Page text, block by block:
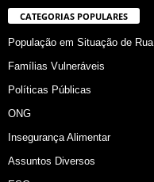
CATEGORIAS POPULARES
População em Situação de Rua
Famílias Vulneráveis
Políticas Públicas
ONG
Insegurança Alimentar
Assuntos Diversos